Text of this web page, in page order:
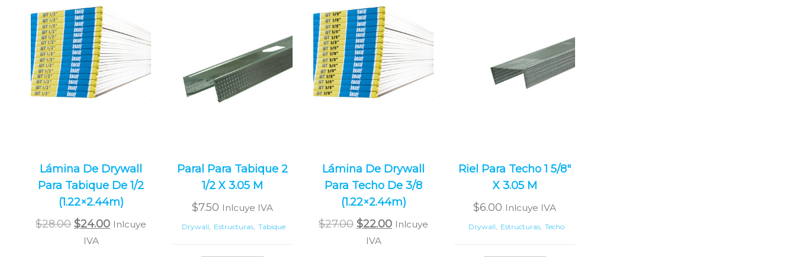
Lámina De Drywall
Para Tabique De 1/2
(1.22×2.44m)
$28.00 Original
price
$24.00Current
Inlcuye
IVA
Paral Para Tabique 2
1/2 X 3.05 M
$7.50 Inlcuye IVA
Drywall Estructuras Tabique
Lámina De Drywall
Para Techo De 3/8
(1.22×2.44m)
$27.00 Original
price
$22.00Current
Inlcuye
IVA
Riel Para Techo 1 5/8″
X 3.05 M
$6.00 Inlcuye IVA
Drywall Estructuras, Techo